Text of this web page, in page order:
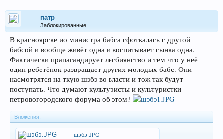
патр
Заблокированные
В красноярске ио министра бабса сфоткалась с другой
бабсой и вообще живёт одна и воспитывает сынка одна.
Фактически прапагандирует лесбиянство и тем что у неё
один ребетёнок развращает других молодых бабс. Они
насмотрятся на ткую шэбэ во власти и тож так будут
поступать. Что думают культуристы и культуристки
петровогородского форума об этом?
Вложения:
шэбэ.JPG